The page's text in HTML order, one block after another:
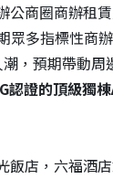
公商圈商辦租
多指標性商
，預期帶動周
認證的頂級獨棟
飯店，六福酒